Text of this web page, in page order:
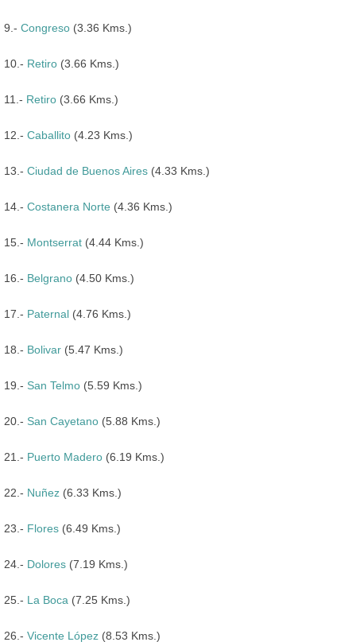
9.- Congreso (3.36 Kms.)
10.- Retiro (3.66 Kms.)
11.- Retiro (3.66 Kms.)
12.- Caballito (4.23 Kms.)
13.- Ciudad de Buenos Aires (4.33 Kms.)
14.- Costanera Norte (4.36 Kms.)
15.- Montserrat (4.44 Kms.)
16.- Belgrano (4.50 Kms.)
17.- Paternal (4.76 Kms.)
18.- Bolivar (5.47 Kms.)
19.- San Telmo (5.59 Kms.)
20.- San Cayetano (5.88 Kms.)
21.- Puerto Madero (6.19 Kms.)
22.- Nuñez (6.33 Kms.)
23.- Flores (6.49 Kms.)
24.- Dolores (7.19 Kms.)
25.- La Boca (7.25 Kms.)
26.- Vicente López (8.53 Kms.)